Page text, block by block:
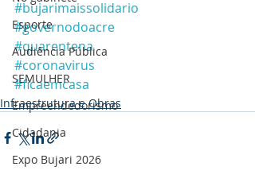
Esporte
Audiência Pública
SEMULHER
Empreendedorismo
Cidadania
Expo Bujari 2026
#bujarimaissolidario
#governodoacre
#quarentena
#coronavirus
#ficaemcasa
Infraestrutura e Obras